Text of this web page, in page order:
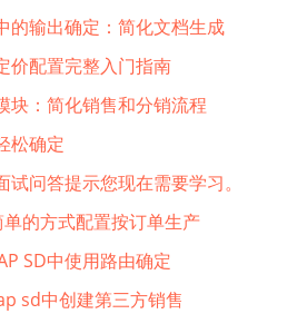
的输出确定：简化文档生成
价配置完整入门指南
块：简化销售和分销流程
松确定
试问答提示您现在需要学习。
单的方式配置按订单生产
SD中使用路由确定
sd中创建第三方销售